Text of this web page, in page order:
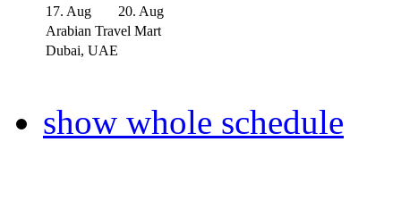
17. Aug
20. Aug
Arabian Travel Mart
Dubai, UAE
show whole schedule